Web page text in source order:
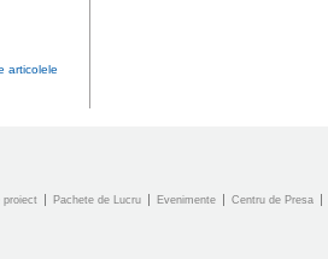
articolele
proiect Pachete de Lucru Evenimente Centru de Presa